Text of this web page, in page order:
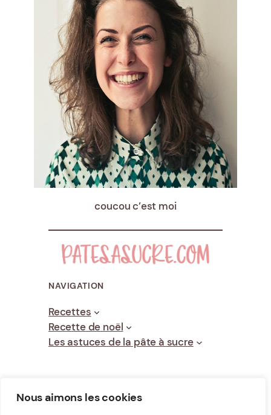
Nous aimons les cookies
coucou c’est moi
NAVIGATION
Recettes
Recette de noël
Les astuces de la pâte à sucre